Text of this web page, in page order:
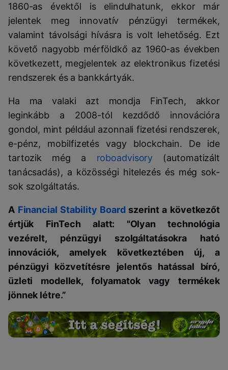
1860-as évektől is elindulhatunk, ekkor már
jelentek meg innovatív pénzügyi termékek,
valamint távolsági hívásra is volt lehetőség. Ezt
követő nagyobb mérföldkő az 1960-as években
következett, megjelentek az elektronikus fizetési
rendszerek és a bankkártyák.
Ha ma valaki azt mondja FinTech, akkor
leginkább a 2008-tól kezdődő innovációra
gondol, mint például azonnali fizetési rendszerek,
e-pénz, mobilfizetés vagy blockchain. De ide
tartozik még a roboadvisory (automatizált
tanácsadás), a közösségi hitelezés és még sok-
sok szolgáltatás.
A Financial Stability Boardszerint a következőt
értjük FinTech alatt: "Olyan technológia
vezérelt, pénzügyi szolgáltatásokra ható
innovációk, amelyek következtében új, a
pénzügyi közvetítésre jelentős hatással bíró,
üzleti modellek, folyamatok vagy termékek
jönnek létre.”